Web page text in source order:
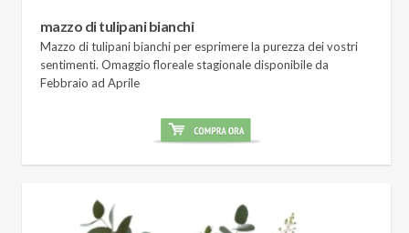
mazzo di tulipani bianchi
Mazzo di tulipani bianchi per esprimere la purezza dei vostri
sentimenti. Omaggio floreale stagionale disponibile da
Febbraio ad Aprile